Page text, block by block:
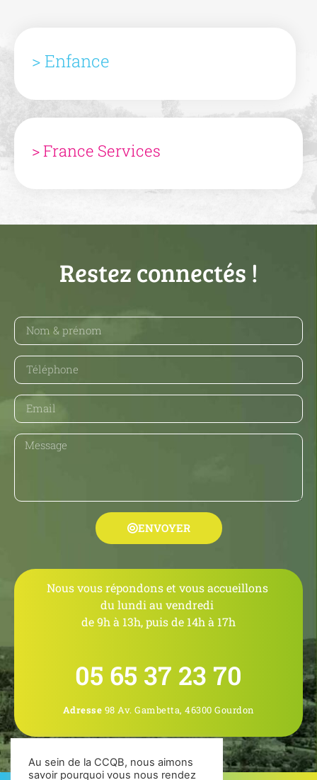
> Enfance
> France Services
Restez connectés !
ENVOYER
Nous vous répondons et vous accueillons
du lundi au vendredi
de 9h à 13h, puis de 14h à 17h
05 65 37 23 70
Adresse 98 Av. Gambetta, 46300 Gourdon
Au sein de la CCQB, nous aimons
savoir pourquoi vous nous rendez